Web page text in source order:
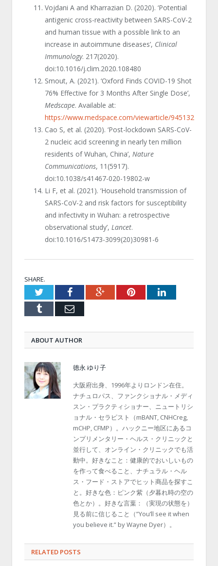
Vojdani A and Kharrazian D. (2020). ‘Potential
antigenic cross-reactivity between SARS-CoV-2
and human tissue with a possible link to an
increase in autoimmune diseases’, Clinical
Immunology. 217(2020).
doi:10.1016/j.clim.2020.108480
Smout, A. (2021). ‘Oxford Finds COVID-19 Shot
76% Effective for 3 Months After Single Dose’,
Medscape. Available at:
https://www.medspace.com/viewarticle/945132
Cao S, et al. (2020). ‘Post-lockdown SARS-CoV-
2 nucleic acid screening in nearly ten million
residents of Wuhan, China’, Nature
Communications, 11(5917).
doi:10.1038/s41467-020-19802-w
Li F, et al. (2021). ‘Household transmission of
SARS-CoV-2 and risk factors for susceptibility
and infectivity in Wuhan: a retrospective
observational study’, Lancet.
doi:10.1016/S1473-3099(20)30981-6
SHARE.
TwitterFacebookGoogle+PinterestLinkedIn
Tumblr Email
ABOUT AUTHOR
徳永 ゆり子
大阪府出身、1996年よりロンドン在住。
ナチュロパス、ファンクショナル・メディ
スン・プラクティショナー、ニュートリシ
ョナル・セラピスト（mBANT, CNHCreg,
mCHP, CFMP）。ハックニー地区にあるコ
ンプリメンタリー・ヘルス・クリニックと
並行して、オンライン・クリニックでも活
動中。好きなこと：健康的でおいしいもの
を作って食べること、ナチュラル・ヘル
ス・フード・ストアでヒット商品を探すこ
と。好きな色：ピンク紫（夕暮れ時の空の
色とか）。好きな言葉：（実現の状態を）
見る前に信じること（”You’ll see it when
you believe it.” by Wayne Dyer）。
RELATED POSTS